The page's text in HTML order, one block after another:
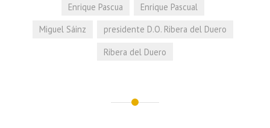
Enrique Pascua
Enrique Pascual
Miguel Sáinz
presidente D.O. Ribera del Duero
Ribera del Duero